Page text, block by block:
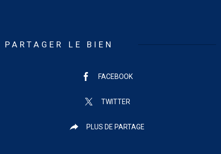
PARTAGER LE BIEN
FACEBOOK
TWITTER
PLUS DE PARTAGE